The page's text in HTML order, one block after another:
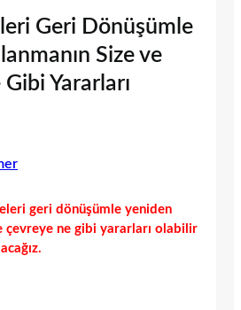
Geri Dönüşümle
Size ve
Yararları
geri dönüşümle yeniden
çevreye ne gibi yararları olabilir